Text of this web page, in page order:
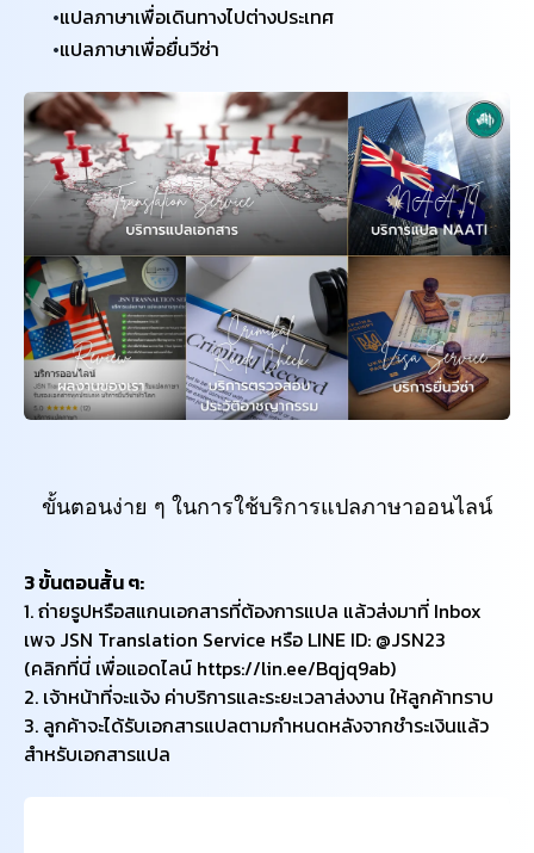
แปลภาษาเพื่อเดินทางไปต่างประเทศ
​แปลภาษาเพื่อยื่นวีซ่า
ขั้นตอนง่าย ๆ ในการใช้บริการแปลภาษาออนไลน์
3 ขั้นตอนสั้น ๆ:
1. ถ่ายรูปหรือสแกนเอกสารที่ต้องการแปล แล้วส่งมาที่ Inbox
เพจ JSN Translation Service หรือ LINE ID: @JSN23
​(คลิกที่นี่ เพื่อแอดไลน์ https://lin.ee/Bqjq9ab)
2. เจ้าหน้าที่จะแจ้ง ค่าบริการและระยะเวลาส่งงาน ให้ลูกค้าทราบ
3. ลูกค้าจะได้รับเอกสารแปลตามกำหนดหลังจากชำระเงินแล้ว
สำหรับเอกสารแปล